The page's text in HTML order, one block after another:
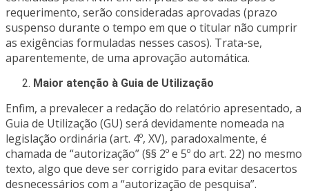
requerimento, serão consideradas aprovadas (prazo
suspenso durante o tempo em que o titular não cumprir
as exigências formuladas nesses casos). Trata-se,
aparentemente, de uma aprovação automática.
Maior atenção à Guia de Utilização
Enfim, a prevalecer a redação do relatório apresentado, a
Guia de Utilização (GU) será devidamente nomeada na
legislação ordinária (art. 4º, XV), paradoxalmente, é
chamada de “autorização” (§§ 2º e 5º do art. 22) no mesmo
texto, algo que deve ser corrigido para evitar desacertos
desnecessários com a “autorização de pesquisa”.